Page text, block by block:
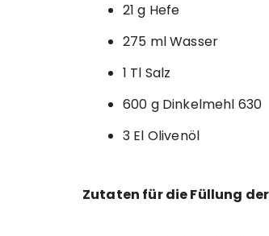
21 g Hefe
275 ml Wasser
1 Tl Salz
600 g Dinkelmehl 630
3 El Olivenöl
Zutaten für die Füllung